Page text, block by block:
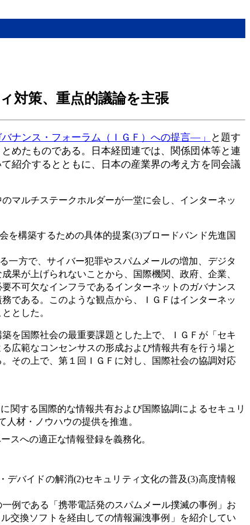
対策、重点的議論を主張
ナンス・フォーラム（ＩＧＦ）への提言―」
と題す
めたものである。日本経団連では、関係団体等と連
紹介するとともに、日本の産業界の考え方を同会議
マルチステークホルダーが一堂に会し、インターネッ
を構築するための具体的提案(3)ブロードバンド先進国
一方で、サイバー犯罪やスパムメールの増加、デジタ
果が上げられないことから、国際機関、政府、企業、
不可欠なインフラであるインターネットのガバナンス
である。このような観点から、ＩＧＦはインターネッ
とした。
を国際社会の最重要課題とした上で、ＩＧＦが「セキ
広範なコンセンサスの形成および情報共有を行う場と
その上で、第１回ＩＧＦに対し、国際社会の協調対応
関する国際的な情報共有および国際協調によるセキュリ
材・ノウハウの提供を推進。
スへの適正な情報登録を義務化。
バイドの解消(2)セキュリティ文化の普及(3)高度情報
例である「携帯電話発のスパムメール撲滅の事例」お
交換ソフトを経由しての情報漏洩事例」を紹介してい